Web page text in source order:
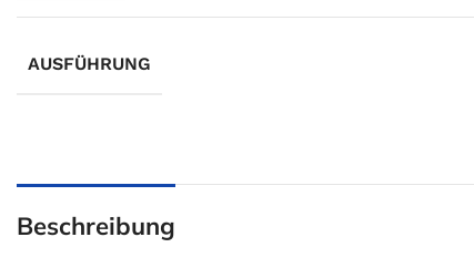
AUSFÜHRUNG
Beschreibung